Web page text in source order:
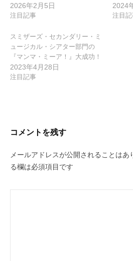
2026年2月5日
注目記事
2024
注目記
スミザーズ・セカンダリー・ミ
ュージカル・シアター部門の
『マンマ・ミーア！』大成功！
2023年4月28日
注目記事
コメントを残す
メールアドレスが公開されることはあ
る欄は必須項目です